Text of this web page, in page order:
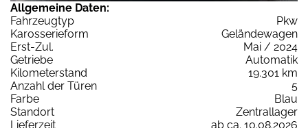
Allgemeine Daten:
Fahrzeugtyp
Pkw
Karosserieform
Geländewagen
Erst-Zul.
Mai / 2024
Getriebe
Automatik
Kilometerstand
19.301 km
Anzahl der Türen
5
Farbe
Blau
Standort
Zentrallager
Lieferzeit
ab ca. 10.08.2026